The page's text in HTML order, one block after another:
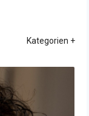
Kategorien